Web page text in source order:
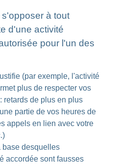
à tout
d'une activité
pour l'un des
(par exemple, l'activité
plus de respecter vos
retards de plus en plus
partie de vos heures de
appels en lien avec votre
base desquelles
accordée sont fausses